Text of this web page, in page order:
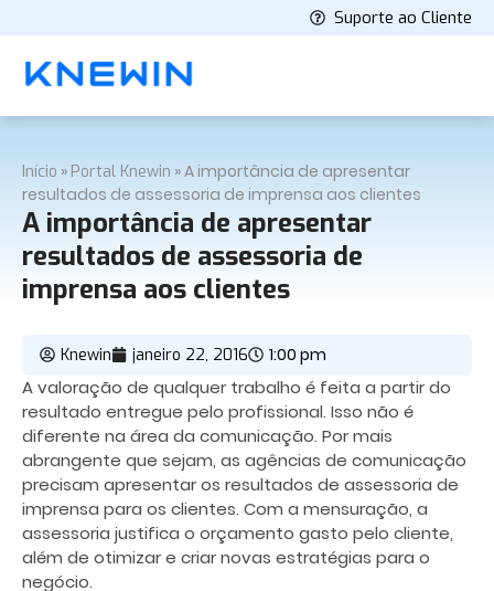
Suporte ao Cliente
Início » Portal Knewin »A importância de apresentar
resultados de assessoria de imprensa aos clientes
A importância de apresentar
resultados de assessoria de
imprensa aos clientes
Knewin janeiro 22, 2016 1:00 pm
A valoração de qualquer trabalho é feita a partir do
resultado entregue pelo profissional. Isso não é
diferente na área da comunicação. Por mais
abrangente que sejam, as agências de comunicação
precisam apresentar os resultados de assessoria de
imprensa para os clientes. Com a mensuração, a
assessoria justifica o orçamento gasto pelo cliente,
além de otimizar e criar novas estratégias para o
negócio.